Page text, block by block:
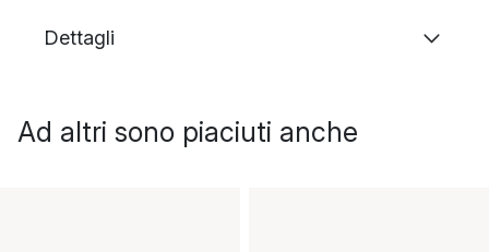
Dettagli
Ad altri sono piaciuti anche